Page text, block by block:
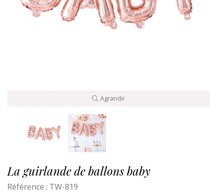
Agrandir
La guirlande de ballons baby
Référence : TW-819